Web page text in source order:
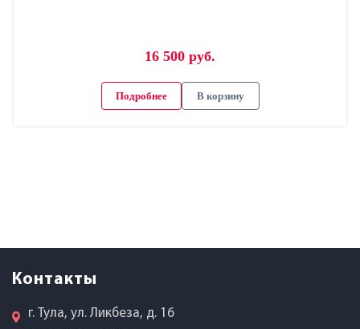
16 500 руб.
Подробнее В корзину
Контакты
г. Тула, ул. Ликбеза, д. 16